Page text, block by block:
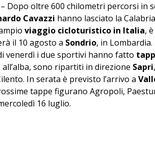
Dopo oltre 600 chilometri percorsi in
Cavazzi hanno lasciato la
viaggio cicloturistico in Italia,
il 10 agosto a Sondrio, in Lombardia.
venerdì i due sportivi hanno fatto
sono ripartiti in direzione Sapri
In serata è previsto l’arrivo a
tappe figurano Agropoli,
16 luglio.